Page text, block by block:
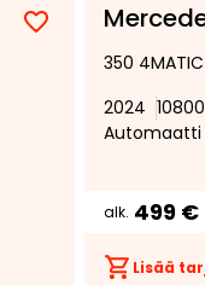
Lisää
suosikiksi
Poista
suosikeista
350
2024
Automaatti
alk. 499 €
Lisää